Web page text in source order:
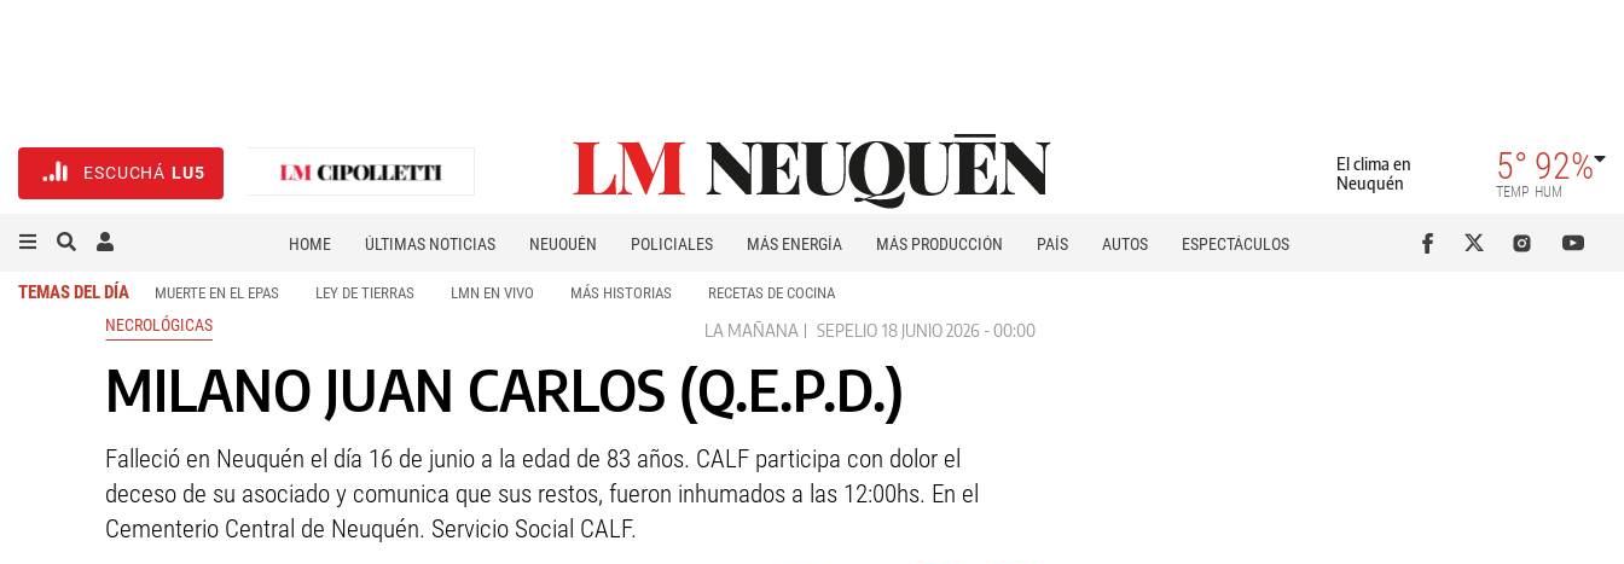
ESCUCHÁ LU5
El clima en
Neuquén
5°
TEMP
92%
HUM
HOME ÚLTIMAS NOTICIAS NEUQUÉN POLICIALES MÁS ENERGÍA MÁS PRODUCCIÓN PAÍS AUTOS
ESPECTÁCULOS
TEMAS DEL DÍA MUERTE EN EL EPAS LEY DE TIERRAS LMN EN VIVO MÁS HISTORIAS RECETAS DE COCINA
NECROLÓGICAS LA MAÑANA SEPELIO 18 JUNIO 2026 - 00:00
MILANO JUAN CARLOS (Q.E.P.D.)
Falleció en Neuquén el día 16 de junio a la edad de 83 años. CALF participa con dolor el
deceso de su asociado y comunica que sus restos, fueron inhumados a las 12:00hs. En el
Cementerio Central de Neuquén. Servicio Social CALF.